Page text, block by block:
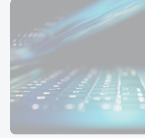
Teknoloji ve İnovasyon